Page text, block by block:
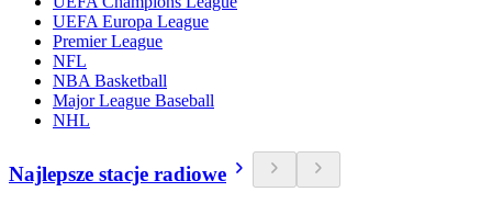
UEFA Europa League
Premier League
NFL
NBA Basketball
Major League Baseball
NHL
Najlepsze stacje radiowe